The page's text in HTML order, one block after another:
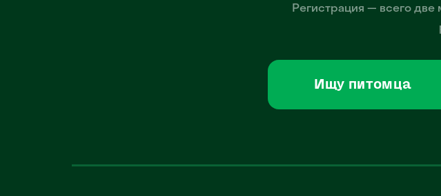
Регистрация — всего
Ищу питомца